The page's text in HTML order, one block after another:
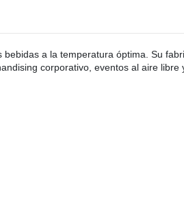
a la temperatura óptima. Su
corporativo, eventos al aire libre